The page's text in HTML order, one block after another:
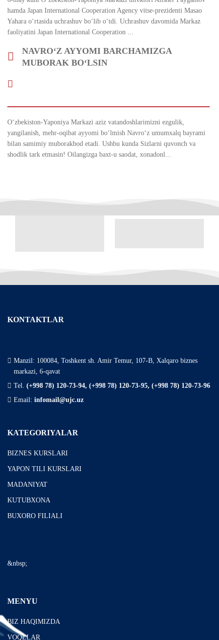
hamda Japan International Cooperation Agency vitse-prezidenti Masao
Yahara oʻrtasida uchrashuv boʻlib oʻtdi. Uchrashuv davomida Markaz
faoliyatini Japan International Cooperation ...
NAVRO‘Z AYYOMI BARCHAMIZGA
MUBORAK BO‘LSIN
O‘zbekiston-Yaponiya Markazi aziz vatandoshlarimizni ezgulik,
yangilanish, mehr-oqibat ayyomi bo‘lmish Navro‘z umumxalq bayrami
bilan samimiy muborakbod etadi. Ushbu kunda Sizlarni quvonch va
shodlik tark etmasin! Oilangizga baxt-u saodat, xonadonl...
KONTAKTLAR
Manzil: 100084, Toshkent sh. Amir Temur, 107-B, Xalqaro biznes
markazi, 6-qavat
Tel. (+998 78) 120-73-94, (+998 78) 120-73-95, (+998 78) 120-73-96
Email: infomail@ujc.uz
KATEGORIYALAR
BIZNES KURSLARI
YAPON TILI KURSLARI
MADANIYAT
KUTUBXONA
BUXORO FILIALI
&nbsp;
MENYU
BIZ HAQIMIZDA
VOQELAR